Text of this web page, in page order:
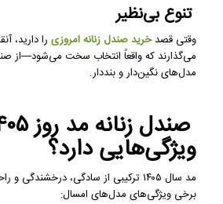
تنوع بی‌نظیر
وقتی قصدخرید صندل زنانه امروزیرا دارید،
می‌گذارند که واقعاً انتخاب سخت می‌شود—از
مدل‌های نگین‌دار و بنددار.
ویژگی‌هایی دارد؟
مد سال ۱۴۰۵ ترکیبی از سادگی، درخشندگی
برخی ویژگی‌های مدل‌های امسال: